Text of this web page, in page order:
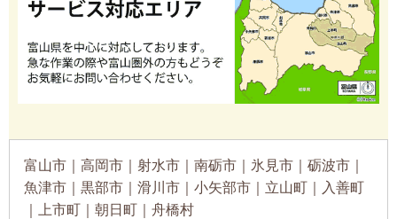
富山市｜高岡市｜射水市｜南砺市｜氷見市｜砺波市｜
魚津市｜黒部市｜滑川市｜小矢部市｜立山町｜入善町
｜上市町｜朝日町｜舟橋村